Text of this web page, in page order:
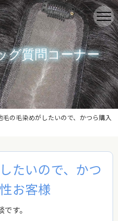
グ質問コーナー
毛の毛染めがしたいので、かつら購入
たいので、かつ
お客様
す。